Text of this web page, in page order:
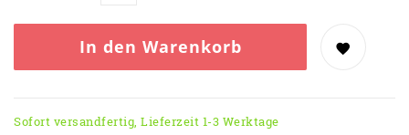
In den Warenkorb
Sofort versandfertig, Lieferzeit 1-3 Werktage